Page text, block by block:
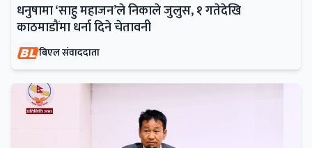
धनुषामा ‘साहु महाजन’ले निकाले जुलुस, १ गतेदेखि
काठमाडौंमा धर्ना दिने चेतावनी
बिएल संवाददाता